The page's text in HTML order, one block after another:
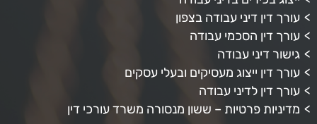
עורך דין דיני עבודה בצפון
עורך דין הסכמי עבודה
גישור דיני עבודה
עורך דין ייצוג מעסיקים ובעלי עסקים
עורך דין לדיני עבודה
מדיניות פרטיות – ששון מנסורה משרד עורכי דין